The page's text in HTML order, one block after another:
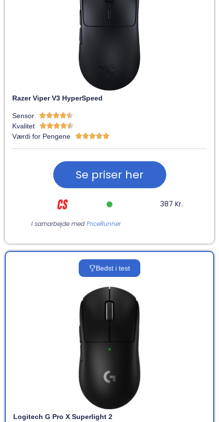
Razer Viper V3 HyperSpeed
Sensor 
Kvalitet 
Værdi for Pengene 
Se priser her
387 Kr.
I samarbejde med PriceRunner
Bedst i test
Logitech G Pro X Superlight 2